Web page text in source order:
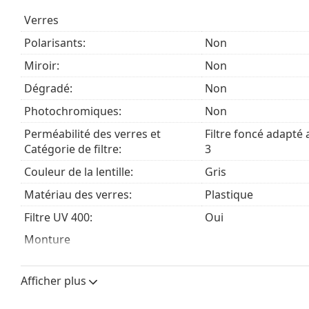
(transmission de la lumière de 8 à 18%). Elles
plage ou en ville.
Accessoires
Nous livrons les lunettes de soleil dans leur étui
varier.
Le chiffon fourni est idéal pour le nettoyage et
peuvent être livrés avec un sac en tissu au lieu d'un
Explorez la gamme complète de
lunettes de soleil
populaires.
Verres
Polarisants:
Non
Miroir:
Non
Dégradé:
Non
Photochromiques:
Non
Perméabilité des verres et
Catégorie de filtre:
Filtre foncé adapté
3
Couleur de la lentille:
Gris
Matériau des verres:
Plastique
Filtre UV 400:
Oui
Monture
Forme de la monture:
Arrondie
Couleur du cadre:
Afficher plus